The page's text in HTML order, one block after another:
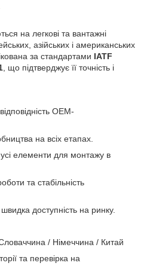
на легкові та вантажні
азійських і американських
за стандартами IATF
, що підтверджує її точність і
OEM-
на всіх етапах.
елементи для монтажу в
та стабільність
доступність на ринку.
/ Німеччина / Китай
та перевірка на